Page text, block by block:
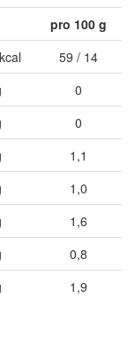
pro 100 g
59 / 14
0
0
1,1
1,0
1,6
0,8
1,9